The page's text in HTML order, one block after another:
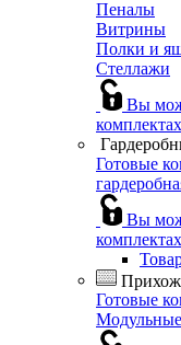
Пеналы
Витрины
Полки и
Стеллажи
Вы
Готовые
Вы
Готовые